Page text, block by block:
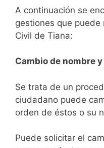
A continuación se
gestiones que puede
Civil de Tiana:
Cambio de nombre
Se trata de un
ciudadano puede
orden de éstos o su
Puede solicitar el